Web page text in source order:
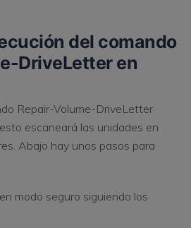
del comando
DriveLetter en
Repair-Volume-DriveLetter
escaneará las unidades en
Abajo hay unos pasos para
modo seguro siguiendo los